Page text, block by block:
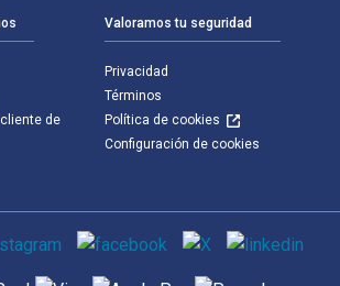
de
Valoramos tu seguridad
Privacidad
Términos
Política de cookies
Configuración de cookies
social